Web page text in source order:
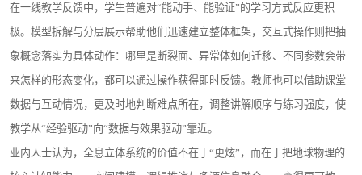
在一线教学反馈中，学生普遍对“能动手、能验证”的学习方式反应更积
极。模型拆解与分层展示帮助他们迅速建立整体框架，交互式操作则把抽
象概念落实为具体动作：哪里是断裂面、异常体如何迁移、不同参数会带
来怎样的形态变化，都可以通过操作获得即时反馈。教师也可以借助课堂
数据与互动情况，更及时地判断难点所在，调整讲解顺序与练习强度，使
教学从“经验驱动”向“数据与效果驱动”靠近。
业内人士认为，全息立体系统的价值不在于“更炫”，而在于把地球物理的